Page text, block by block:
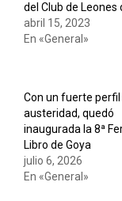
del Club de Leones
abril 15, 2023
En «General»
Con un fuerte perfil
austeridad, quedó
inaugurada la 8ª
Libro de Goya
julio 6, 2026
En «General»